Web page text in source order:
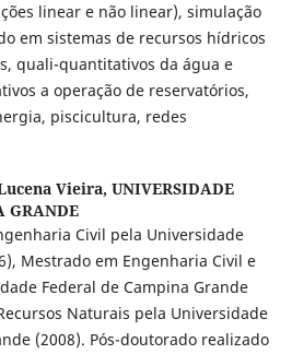
linear e não linear), simulação
em sistemas de recursos hídricos
quali-quantitativos da água e
a operação de reservatórios,
piscicultura, redes
Vieira, UNIVERSIDADE
GRANDE
Civil pela Universidade
Mestrado em Engenharia Civil e
Federal de Campina Grande
Naturais pela Universidade
(2008). Pós-doutorado realizado